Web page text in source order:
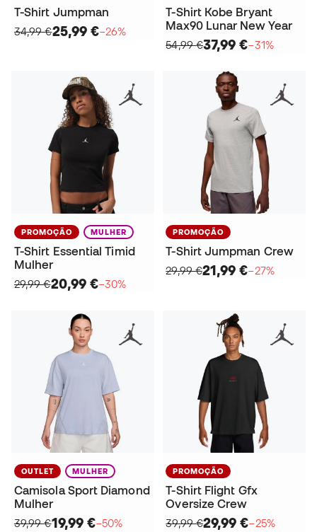
T-Shirt Jumpman
34,99 €25,99 €−26%
T-Shirt Kobe Bryant
Max90 Lunar New Year
54,99 €37,99 €−31%
PROMOÇÃO MULHER
T-Shirt Essential Timid
Mulher
29,99 €20,99 €−30%
PROMOÇÃO
T-Shirt Jumpman Crew
29,99 €21,99 €−27%
OUTLET MULHER
Camisola Sport Diamond
Mulher
39,99 €19,99 €−50%
PROMOÇÃO
T-Shirt Flight Gfx
Oversize Crew
39,99 €29,99 €−25%